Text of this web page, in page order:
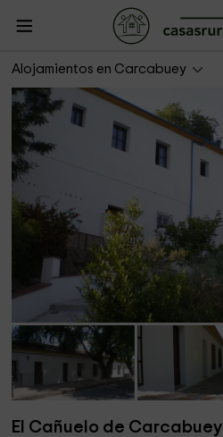
Alojamientos en Carcabuey
El Cañuelo de Carcabuey
El Cañuelo de Carcabuey